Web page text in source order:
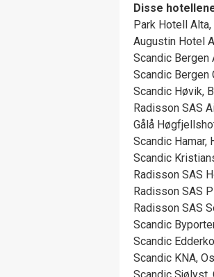
Disse
Park Hotell Alta,
Augustin Hotel
Scandic Bergen
Scandic Bergen
Scandic Høvik,
Radisson SAS
Gålå
Scandic Hamar,
Scandic
Radisson SAS
Radisson SAS
Radisson SAS
Scandic
Scandic
Scandic KNA,